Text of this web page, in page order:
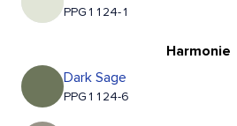
PPG1124-1
Harmonie
Dark Sage
PPG1124-6